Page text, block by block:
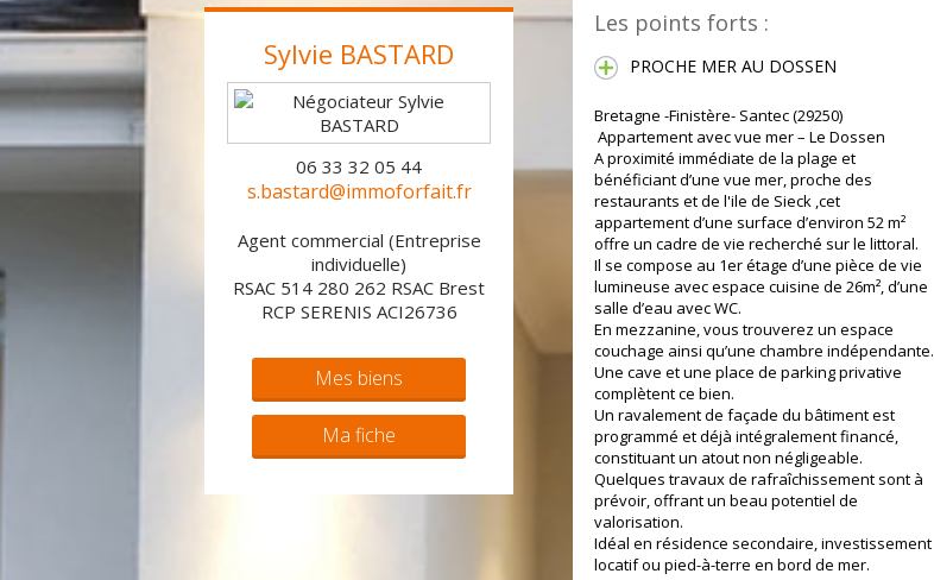
Sylvie BASTARD
06 33 32 05 44
s.bastard@immoforfait.fr
Agent commercial (Entreprise
individuelle)
RSAC 514 280 262 RSAC Brest
RCP SERENIS ACI26736
Mes biens
Ma fiche
Les points forts :
PROCHE MER AU DOSSEN
Bretagne -Finistère- Santec (29250)
Appartement avec vue mer – Le Dossen
A proximité immédiate de la plage et
bénéficiant d’une vue mer, proche des
restaurants et de l'ile de Sieck ,cet
appartement d’une surface d’environ 52 m²
offre un cadre de vie recherché sur le littoral.
Il se compose au 1er étage d’une pièce de vie
lumineuse avec espace cuisine de 26m², d’une
salle d’eau avec WC.
En mezzanine, vous trouverez un espace
couchage ainsi qu’une chambre indépendante.
Une cave et une place de parking privative
complètent ce bien.
Un ravalement de façade du bâtiment est
programmé et déjà intégralement financé,
constituant un atout non négligeable.
Quelques travaux de rafraîchissement sont à
prévoir, offrant un beau potentiel de
valorisation.
Idéal en résidence secondaire, investissement
locatif ou pied-à-terre en bord de mer.